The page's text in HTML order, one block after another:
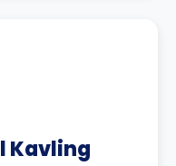
Kavling